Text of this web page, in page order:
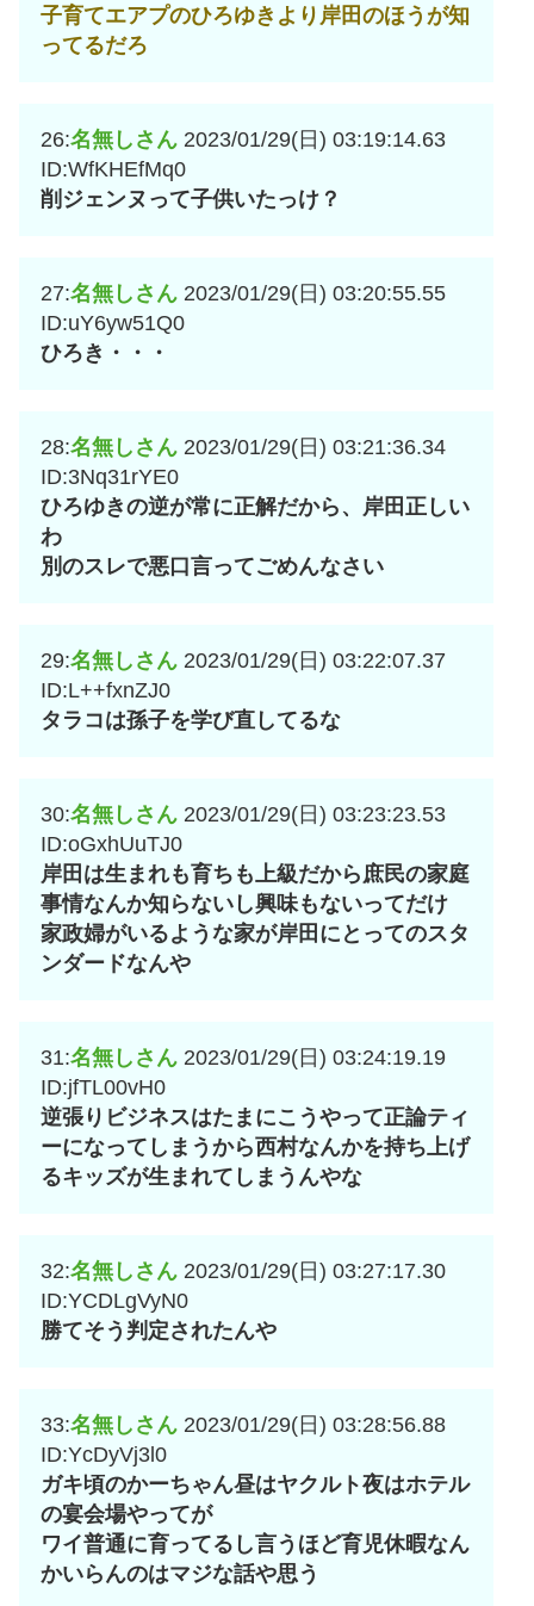
子育てエアプのひろゆきより岸田のほうが知
ってるだろ
26:名無しさん 2023/01/29(日) 03:19:14.63
ID:WfKHEfMq0
削ジェンヌって子供いたっけ？
27:名無しさん 2023/01/29(日) 03:20:55.55
ID:uY6yw51Q0
ひろき・・・
28:名無しさん 2023/01/29(日) 03:21:36.34
ID:3Nq31rYE0
ひろゆきの逆が常に正解だから、岸田正しい
わ
別のスレで悪口言ってごめんなさい
29:名無しさん 2023/01/29(日) 03:22:07.37
ID:L++fxnZJ0
タラコは孫子を学び直してるな
30:名無しさん 2023/01/29(日) 03:23:23.53
ID:oGxhUuTJ0
岸田は生まれも育ちも上級だから庶民の家庭
事情なんか知らないし興味もないってだけ
家政婦がいるような家が岸田にとってのスタ
ンダードなんや
31:名無しさん 2023/01/29(日) 03:24:19.19
ID:jfTL00vH0
逆張りビジネスはたまにこうやって正論ティ
ーになってしまうから西村なんかを持ち上げ
るキッズが生まれてしまうんやな
32:名無しさん 2023/01/29(日) 03:27:17.30
ID:YCDLgVyN0
勝てそう判定されたんや
33:名無しさん 2023/01/29(日) 03:28:56.88
ID:YcDyVj3l0
ガキ頃のかーちゃん昼はヤクルト夜はホテル
の宴会場やってが
ワイ普通に育ってるし言うほど育児休暇なん
かいらんのはマジな話や思う